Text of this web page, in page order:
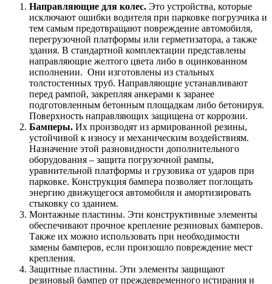
Направляющие для колес. Это устройства, которые
исключают ошибки водителя при парковке погрузчика и
тем самым предотвращают повреждение автомобиля,
перегрузочной платформы или герметизатора, а также
здания. В стандартной комплектации представлены
направляющие желтого цвета либо в оцинкованном
исполнении. Они изготовлены из стальных
толстостенных труб. Направляющие устанавливают
перед рампой, закрепляя анкерами к заранее
подготовленным бетонным площадкам либо бетонируя.
Поверхность направляющих защищена от коррозии.
Бамперы. Их производят из армированной резины,
устойчивой к износу и механическим воздействиям.
Назначение этой разновидности дополнительного
оборудования – защита погрузочной рампы,
уравнительной платформы и грузовика от ударов при
парковке. Конструкция бампера позволяет поглощать
энергию движущегося автомобиля и амортизировать
стыковку со зданием.
Монтажные пластины. Эти конструктивные элементы
обеспечивают прочное крепление резиновых бамперов.
Также их можно использовать при необходимости
замены бамперов, если произошло повреждение мест
крепления.
Защитные пластины. Эти элементы защищают
резиновый бампер от преждевременного истирания и